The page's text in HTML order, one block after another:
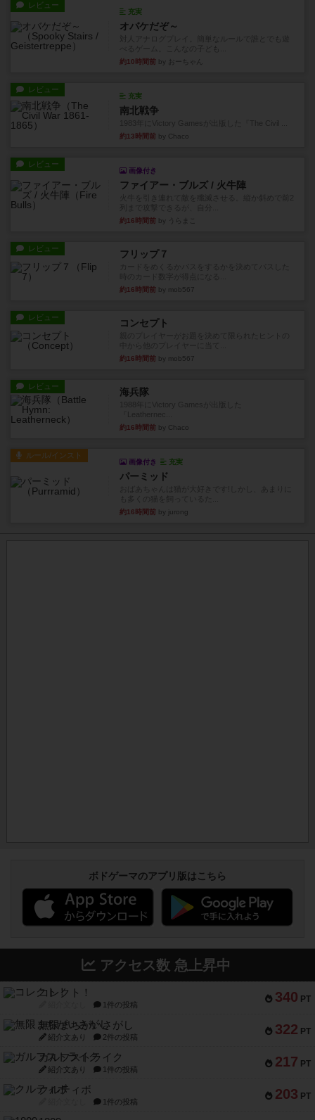
レビュー
充実
オバケだぞ～
対人アナログプレイ。簡単なルールで誰とでも遊
約10時間前 by おーちゃん
レビュー
充実
南北戦争
1983年にVictory Gamesが出版した『The Civil ...
約13時間前 by Chaco
レビュー
画像付き
ファイアー・ブルズ / 火牛陣
火牛を引き連れて敵を殲滅させる。縦か斜めで前2
約16時間前 by うらまこ
レビュー フリップ７
時のカード数字が得点になる...
約16時間前 by mob567
レビュー コンセプト
約16時間前 by mob567
レビュー 海兵隊
約16時間前 by Chaco
ルール/インスト
画像付き 充実
パーミッド
おばあちゃんは猫が大好きです!しかし、あまりに
約16時間前 by jurong
ボドゲーマのアプリ版はこちら
アクセス数 急上昇中
340 PT
コレクト！
1件の投稿
322 PT
無限まちがいさがし
紹介文あり 2件の投稿
217 PT
ガルフストライク
紹介文あり 1件の投稿
203 PT
クルティボ
1件の投稿